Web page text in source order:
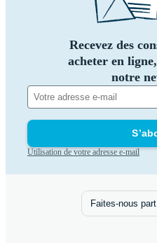
Recevez des
acheter en
notre
Utilisation de votre adresse e-mail
Faites-nous